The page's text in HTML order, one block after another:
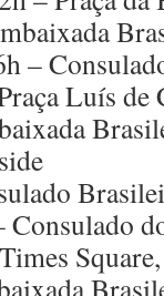
–
Luís de
Consulado